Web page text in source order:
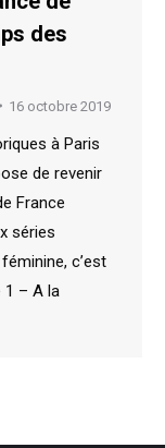
des
16 octobre 2019
à Paris
de revenir
France
séries
c’est
1 – A la